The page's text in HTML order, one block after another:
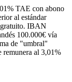
TAE con abono
al estándar
gratuito. IBAN
100.000€ vía
de "umbral"
remunera al 3,01%